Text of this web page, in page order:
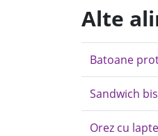
Alte
Batoane
Sandwich
Orez cu